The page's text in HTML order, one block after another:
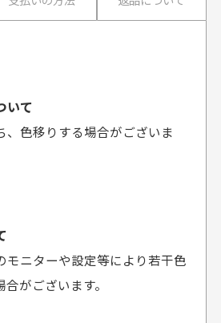
寧
品
気
い
来ました。またお願いし
指定頂けます。
さい。
ゆうパックでの配送のみとさせて
くらいで発送してもらえます
いて
、色移りする場合がございま
モニターや設定等により若干色
がございます。